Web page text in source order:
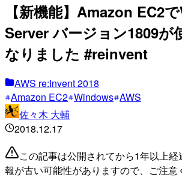
【新機能】Amazon EC2
Server バージョン1809が
なりました #reinvent
AWS re:Invent 2018
Amazon EC2 Windows AWS
佐々木 大輔
2018.12.17
この記事は公開されてから1年以上
報が古い可能性がありますので、ご注意